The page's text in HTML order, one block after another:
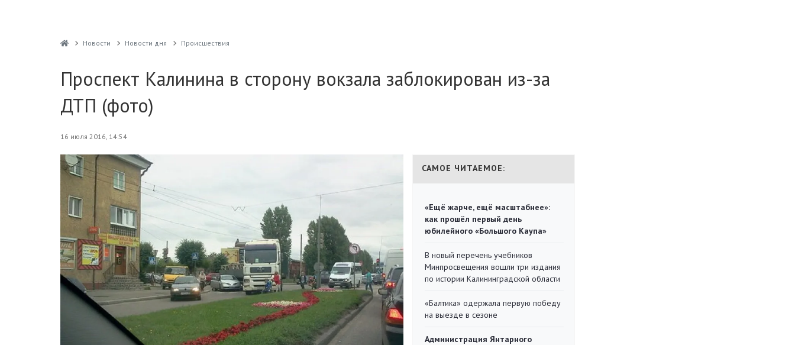
Новости Новости дня Проиcшествия
Проспект Калинина в сторону вокзала заблокирован из-за
ДТП (фото)
16 июля 2016, 14:54
САМОЕ ЧИТАЕМОЕ:
«Ещё жарче, ещё масштабнее»:
как прошёл первый день
юбилейного «Большого Каупа»
В новый перечень учебников
Минпросвещения вошли три издания
по истории Калининградской области
«Балтика» одержала первую победу
на выезде в сезоне
Администрация Янтарного